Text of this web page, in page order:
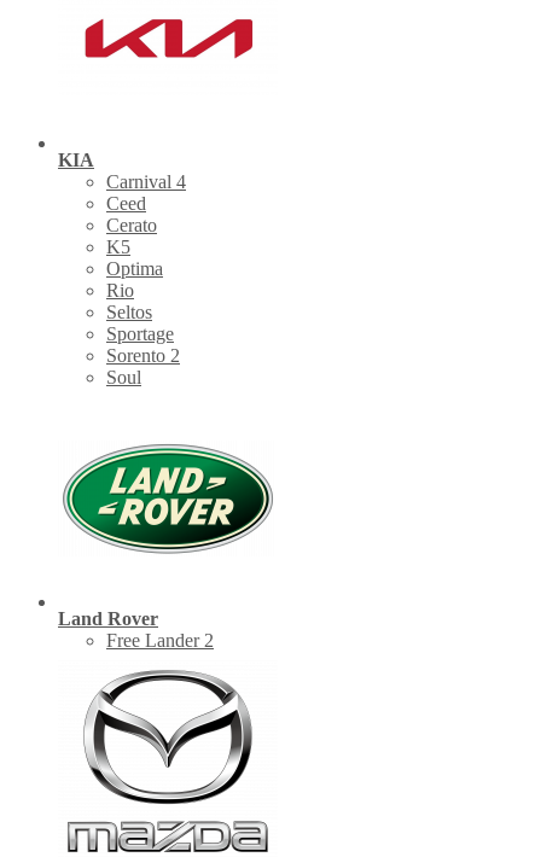
KIA
Carnival 4
Ceed
Cerato
K5
Optima
Rio
Seltos
Sportage
Sorento 2
Soul
Land Rover
Free Lander 2